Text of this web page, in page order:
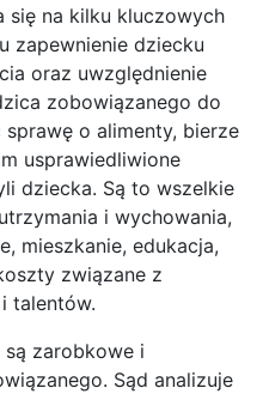
się na kilku kluczowych
zapewnienie dziecku
oraz uwzględnienie
zobowiązanego do
o alimenty, bierze
usprawiedliwione
dziecka. Są to wszelkie
i wychowania,
mieszkanie, edukacja,
związane z
talentów.
są zarobkowe i
Sąd analizuje